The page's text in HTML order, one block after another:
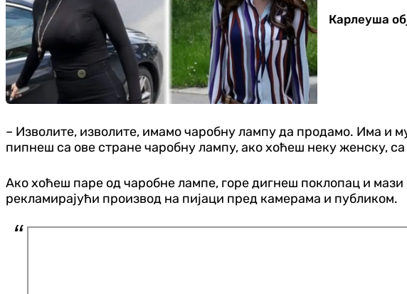
Карлеуша
– Изволите, изволите, имамо чаробну лампу да продамо. Има и
пипнеш са ове стране чаробну лампу, ако хоћеш неку женску,
Ако хоћеш паре од чаробне лампе, горе дигнеш поклопац и
рекламирајући производ на пијаци пред камерама и публиком.